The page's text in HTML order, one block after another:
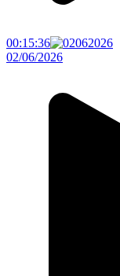
00:15:36
02/06/2026